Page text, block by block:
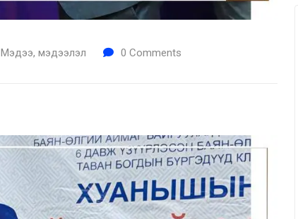
Мэдээ, мэдээлэл 0 Comments